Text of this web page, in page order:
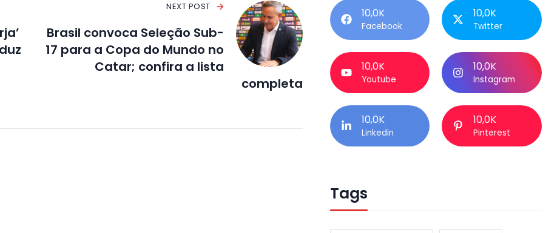
NEXT POST
Brasil convoca Seleção Sub-
17 para a Copa do Mundo no
Catar; confira a lista
completa
10,0K
Facebook
10,0K
Twitter
10,0K
Youtube
10,0K
Instagram
10,0K
Linkedin
10,0K
Pinterest
Tags